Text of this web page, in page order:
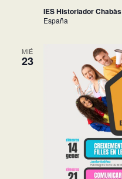
IES Historiador Chabàs
España
MIÉ
23